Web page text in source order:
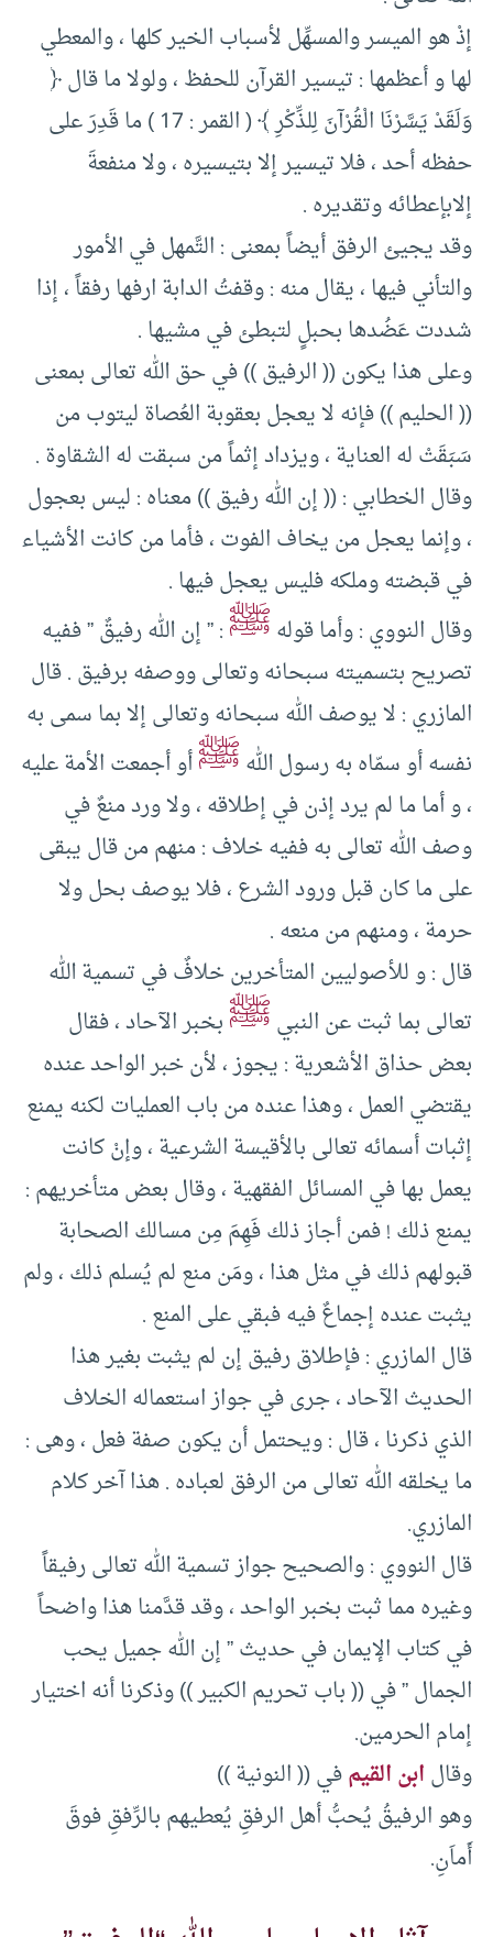
إذْ هو الميسر والمسهِّل لأسباب الخير كلها ، والمعطي
لها و أعظمها : تيسير القرآن للحفظ ، ولولا ما قال ﴿
وَلَقَدْ يَسَّرْنَا الْقُرْآنَ لِلذِّكْرِ ﴾ ( القمر : 17 ) ما قَدِرَ على
حفظه أحد ، فلا تيسير إلا بتيسيره ، ولا منفعةَ
إلابإعطائه وتقديره .
وقد يجيئ الرفق أيضاً بمعنى : التَّمهل في الأمور
والتأني فيها ، يقال منه : وقفتُ الدابة ارفها رفقاً ، إذا
شددت عَضُدها بحبلٍ لتبطئ في مشيها .
وعلى هذا يكون (( الرفيق )) في حق الله تعالى بمعنى
(( الحليم )) فإنه لا يعجل بعقوبة العُصاة ليتوب من
سَبَقَتْ له العناية ، ويزداد إثماً من سبقت له الشقاوة .
وقال الخطابي : (( إن الله رفيق )) معناه : ليس بعجول
، وإنما يعجل من يخاف الفوت ، فأما من كانت الأشياء
في قبضته وملكه فليس يعجل فيها .
وقال النووي : وأما قولهﷺ: ” إن الله رفيقٌ ” ففيه
تصريح بتسميته سبحانه وتعالى ووصفه برفيق . قال
المازري : لا يوصف الله سبحانه وتعالى إلا بما سمى به
نفسه أو سمّاه به رسول اللهﷺأو أجمعت الأمة عليه
، و أما ما لم يرد إذن في إطلاقه ، ولا ورد منعٌ في
وصف الله تعالى به ففيه خلاف : منهم من قال يبقى
على ما كان قبل ورود الشرع ، فلا يوصف بحل ولا
حرمة ، ومنهم من منعه .
قال : و للأصوليين المتأخرين خلافٌ في تسمية الله
تعالى بما ثبت عن النبيﷺبخبر الآحاد ، فقال
بعض حذاق الأشعرية : يجوز ، لأن خبر الواحد عنده
يقتضي العمل ، وهذا عنده من باب العمليات لكنه يمنع
إثبات أسمائه تعالى بالأقيسة الشرعية ، وإنْ كانت
يعمل بها في المسائل الفقهية ، وقال بعض متأخريهم :
يمنع ذلك ! فمن أجاز ذلك فَهِمَ مِن مسالك الصحابة
قبولهم ذلك في مثل هذا ، ومَن منع لم يُسلم ذلك ، ولم
يثبت عنده إجماعٌ فيه فبقي على المنع .
قال المازري : فإطلاق رفيق إن لم يثبت بغير هذا
الحديث الآحاد ، جرى في جواز استعماله الخلاف
الذي ذكرنا ، قال : ويحتمل أن يكون صفة فعل ، وهى :
ما يخلقه الله تعالى من الرفق لعباده . هذا آخر كلام
المازري.
قال النووي : والصحيح جواز تسمية الله تعالى رفيقاً
وغيره مما ثبت بخبر الواحد ، وقد قدَّمنا هذا واضحاً
في كتاب الإيمان في حديث ” إن الله جميل يحب
الجمال ” في (( باب تحريم الكبير )) وذكرنا أنه اختيار
إمام الحرمين.
وقالابن القيمفي (( النونية ))
وهو الرفيقُ يُحبُّ أهل الرفقِ يُعطيهم بالرِّفقِ فوقَ
أَماَنِ.